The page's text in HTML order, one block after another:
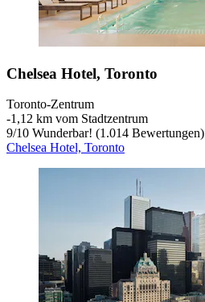
Chelsea Hotel, Toronto
Toronto-Zentrum
‐1,12 km vom Stadtzentrum
9/10 Wunderbar! (1.014 Bewertungen)
Chelsea Hotel, Toronto